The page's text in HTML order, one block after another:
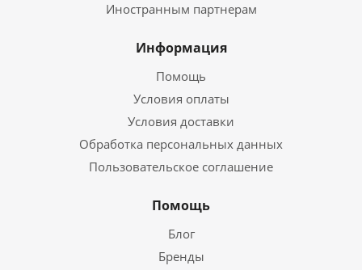
Иностранным партнерам
Информация
Помощь
Условия оплаты
Условия доставки
Обработка персональных данных
Пользовательское соглашение
Помощь
Блог
Бренды